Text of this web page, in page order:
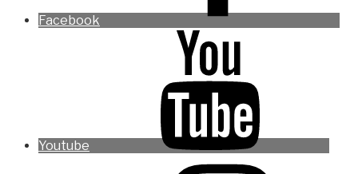
Facebook
Youtube